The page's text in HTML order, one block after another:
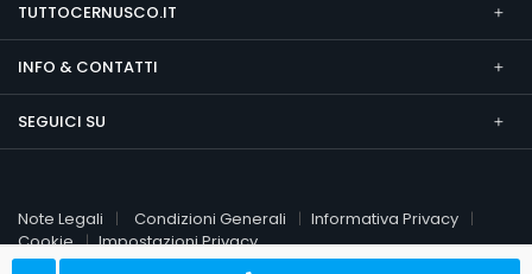
TUTTOCERNUSCO.IT
INFO & CONTATTI
SEGUICI SU
Note Legali Condizioni Generali
Informativa Privacy
Cookie
Impostazioni Privacy